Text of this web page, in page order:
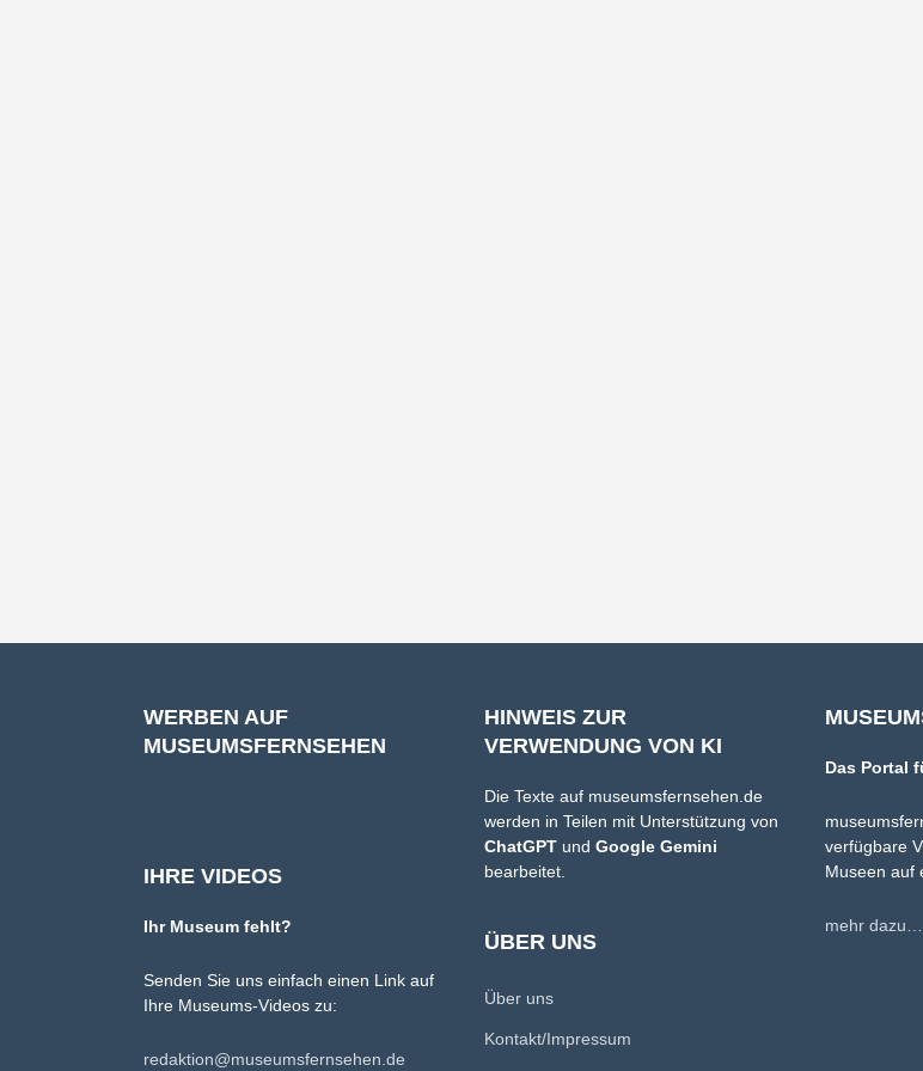
WERBEN AUF
MUSEUMSFERNSEHEN
IHRE VIDEOS
Ihr Museum fehlt?
Senden Sie uns einfach einen Link auf
Ihre Museums-Videos zu:
redaktion@museumsfernsehen.de
HINWEIS ZUR
VERWENDUNG VON KI
Die Texte auf museumsfernsehen.de
werden in Teilen mit Unterstützung von
ChatGPT und Google Gemini
bearbeitet.
ÜBER UNS
Über uns
Kontakt/Impressum
Das Portal
verfügbare
Museen auf
mehr dazu…